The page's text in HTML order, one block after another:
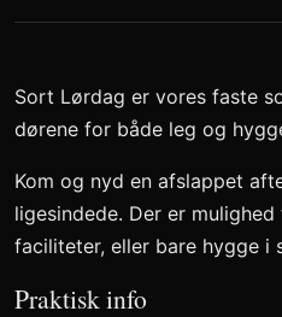
Sort Lørdag er vores faste
dørene for både leg og
Kom og nyd en afslappet
ligesindede. Der er
faciliteter, eller bare hygge i
Praktisk info